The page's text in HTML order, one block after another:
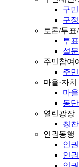
구
구
토론/투표
투표
설
주민참여
주
마을·자치
마
동
열린광장
칭
인권동행
인
인
인